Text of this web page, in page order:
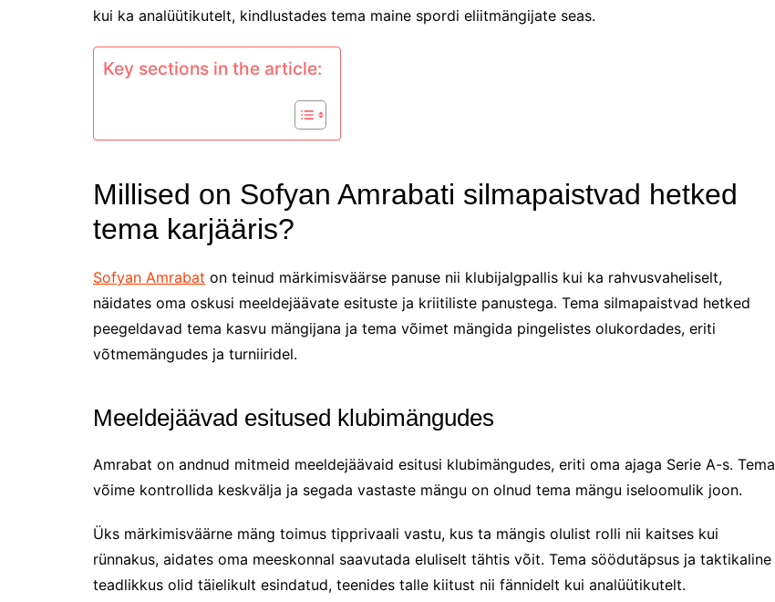
Estonian (EE)
kui ka analüütikutelt, kindlustades tema maine spordi eliitmängijate seas.
Key sections in the article:
Millised on Sofyan Amrabati silmapaistvad hetked
tema karjääris?
Sofyan Amrabat on teinud märkimisväärse panuse nii klubijalgpallis kui ka rahvusvaheliselt,
näidates oma oskusi meeldejäävate esituste ja kriitiliste panustega. Tema silmapaistvad hetked
peegeldavad tema kasvu mängijana ja tema võimet mängida pingelistes olukordades, eriti
võtmemängudes ja turniiridel.
Meeldejäävad esitused klubimängudes
Amrabat on andnud mitmeid meeldejäävaid esitusi klubimängudes, eriti oma ajaga Serie A-s. Tema
võime kontrollida keskvälja ja segada vastaste mängu on olnud tema mängu iseloomulik joon.
Üks märkimisväärne mäng toimus tipprivaali vastu, kus ta mängis olulist rolli nii kaitses kui
rünnakus, aidates oma meeskonnal saavutada eluliselt tähtis võit. Tema söödutäpsus ja taktikaline
teadlikkus olid täielikult esindatud, teenides talle kiitust nii fännidelt kui analüütikutelt.